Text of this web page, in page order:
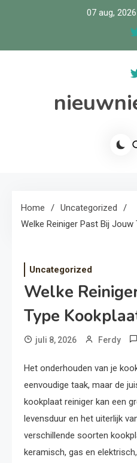
07 aug, 2026
Home
Uncategorized
Welke Reiniger Past Bij Jouw
Uncategorized
Welke
Type
juli 8, 2026 Ferdy
Het onderhouden van je
eenvoudige taak, maar de
kookplaat reiniger kan een
levensduur en het uiterlijk
verschillende soorten
keramisch, gas en